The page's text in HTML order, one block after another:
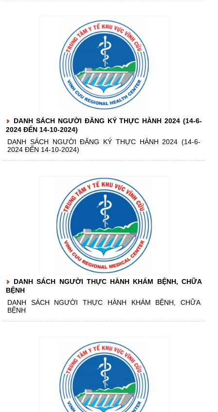
DANH SÁCH NGƯỜI ĐĂNG KÝ THỰC HÀNH 2024 (14-6-
2024 ĐẾN 14-10-2024)
DANH SÁCH NGƯỜI ĐĂNG KÝ THỰC HÀNH 2024 (14-6-
2024 ĐẾN 14-10-2024)
DANH SÁCH NGƯỜI THỰC HÀNH KHÁM BỆNH, CHỮA
BỆNH
DANH SÁCH NGƯỜI THỰC HÀNH KHÁM BỆNH, CHỮA
BỆNH